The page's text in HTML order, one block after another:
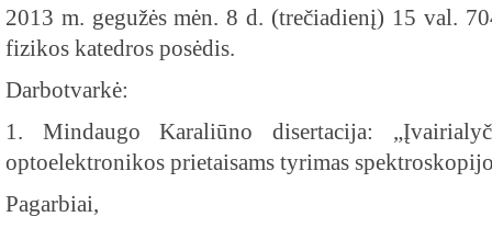
2013 m. gegužės mėn. 8 d. (trečiadienį) 15 val.
fizikos katedros posėdis.
Darbotvarkė:
1. Mindaugo Karaliūno disertacija:
optoelektronikos prietaisams tyrimas
Pagarbiai,